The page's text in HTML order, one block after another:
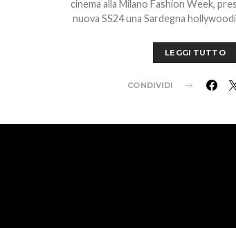
cinema alla Milano Fashion Week,
nuova SS24 una Sardegna
LEGGI TUTTO
CONDIVIDI